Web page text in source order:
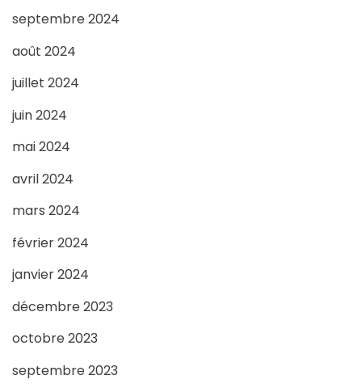
septembre 2024
août 2024
juillet 2024
juin 2024
mai 2024
avril 2024
mars 2024
février 2024
janvier 2024
décembre 2023
octobre 2023
septembre 2023